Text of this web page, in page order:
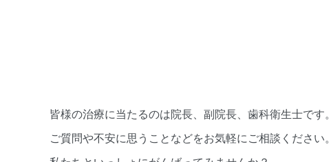
皆様の治療に当たるのは院長、副院長、歯科衛生士です。
ご質問や不安に思うことなどをお気軽にご相談ください。